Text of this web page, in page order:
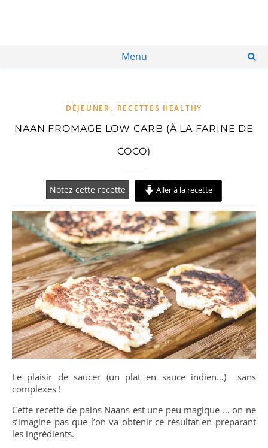
Menu
DÉJEUNER, RECETTES HEALTHY
NAAN FROMAGE LOW CARB (À LA FARINE DE
COCO)
Notez cette recette Aller à la recette
Le plaisir de saucer (un plat en sauce indien…) sans
complexes !
Cette recette de pains Naans est une peu magique … on ne
s’imagine pas que l’on va obtenir ce résultat en préparant
les ingrédients.